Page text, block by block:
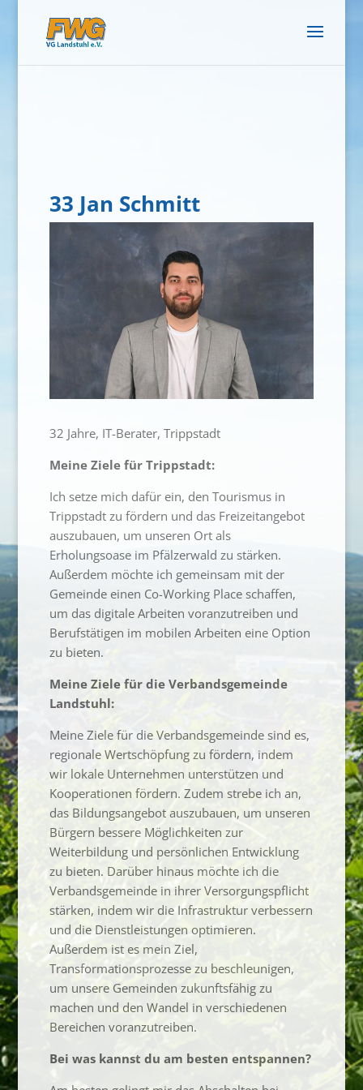
33 Jan Schmitt
32 Jahre, IT-Berater, Trippstadt
Meine Ziele für Trippstadt:
Ich setze mich dafür ein, den Tourismus in
Trippstadt zu fördern und das Freizeitangebot
auszubauen, um unseren Ort als
Erholungsoase im Pfälzerwald zu stärken.
Außerdem möchte ich gemeinsam mit der
Gemeinde einen Co-Working Place schaffen,
um das digitale Arbeiten voranzutreiben und
Berufstätigen im mobilen Arbeiten eine Option
zu bieten.
Meine Ziele für die Verbandsgemeinde
Landstuhl:
Meine Ziele für die Verbandsgemeinde sind es,
regionale Wertschöpfung zu fördern, indem
wir lokale Unternehmen unterstützen und
Kooperationen fördern. Zudem strebe ich an,
das Bildungsangebot auszubauen, um unseren
Bürgern bessere Möglichkeiten zur
Weiterbildung und persönlichen Entwicklung
zu bieten. Darüber hinaus möchte ich die
Verbandsgemeinde in ihrer Versorgungspflicht
stärken, indem wir die Infrastruktur verbessern
und die Dienstleistungen optimieren.
Außerdem ist es mein Ziel,
Transformationsprozesse zu beschleunigen,
um unsere Gemeinden zukunftsfähig zu
machen und den Wandel in verschiedenen
Bereichen voranzutreiben.
Bei was kannst du am besten entspannen?